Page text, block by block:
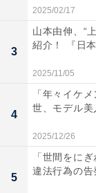
2025/02/17
3
山本由伸、“
紹介！ 『日
2025/11/05
4
「年々イケ
世、モデル
2025/12/26
5
「世間をに
違法行為の